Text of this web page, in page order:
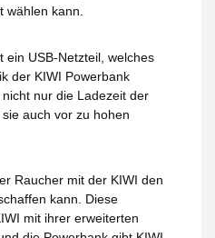
wählen kann.
ein USB-Netzteil, welches
der KIWI Powerbank
nur die Ladezeit der
auch vor zu hohen
Raucher mit der KIWI den
kann. Diese
mit ihrer erweiterten